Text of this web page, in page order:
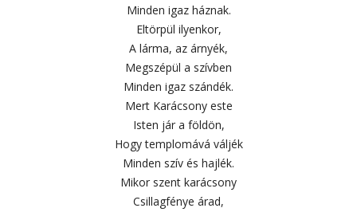
Minden igaz háznak.
Eltörpül ilyenkor,
A lárma, az árnyék,
Megszépül a szívben
Minden igaz szándék.
Mert Karácsony este
Isten jár a földön,
Hogy templomává váljék
Minden szív és hajlék.
Mikor szent karácsony
Csillagfénye árad,